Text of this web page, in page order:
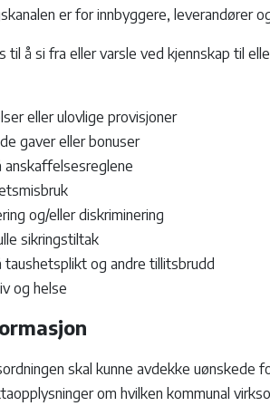
er for innbyggere, leverandører
til å si fra eller varsle ved kjennskap til
eller ulovlige provisjoner
gaver eller bonuser
anskaffelsesreglene
og/eller diskriminering
sikringstiltak
taushetsplikt og andre tillitsbrudd
og helse
skal kunne avdekke uønskede
om hvilken kommunal